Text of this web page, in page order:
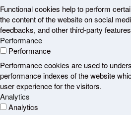
Functional cookies help to perform
the content of the website on social
feedbacks, and other third-party
Performance
Performance
Performance cookies are used to
performance indexes of the website
user experience for the visitors.
Analytics
Analytics